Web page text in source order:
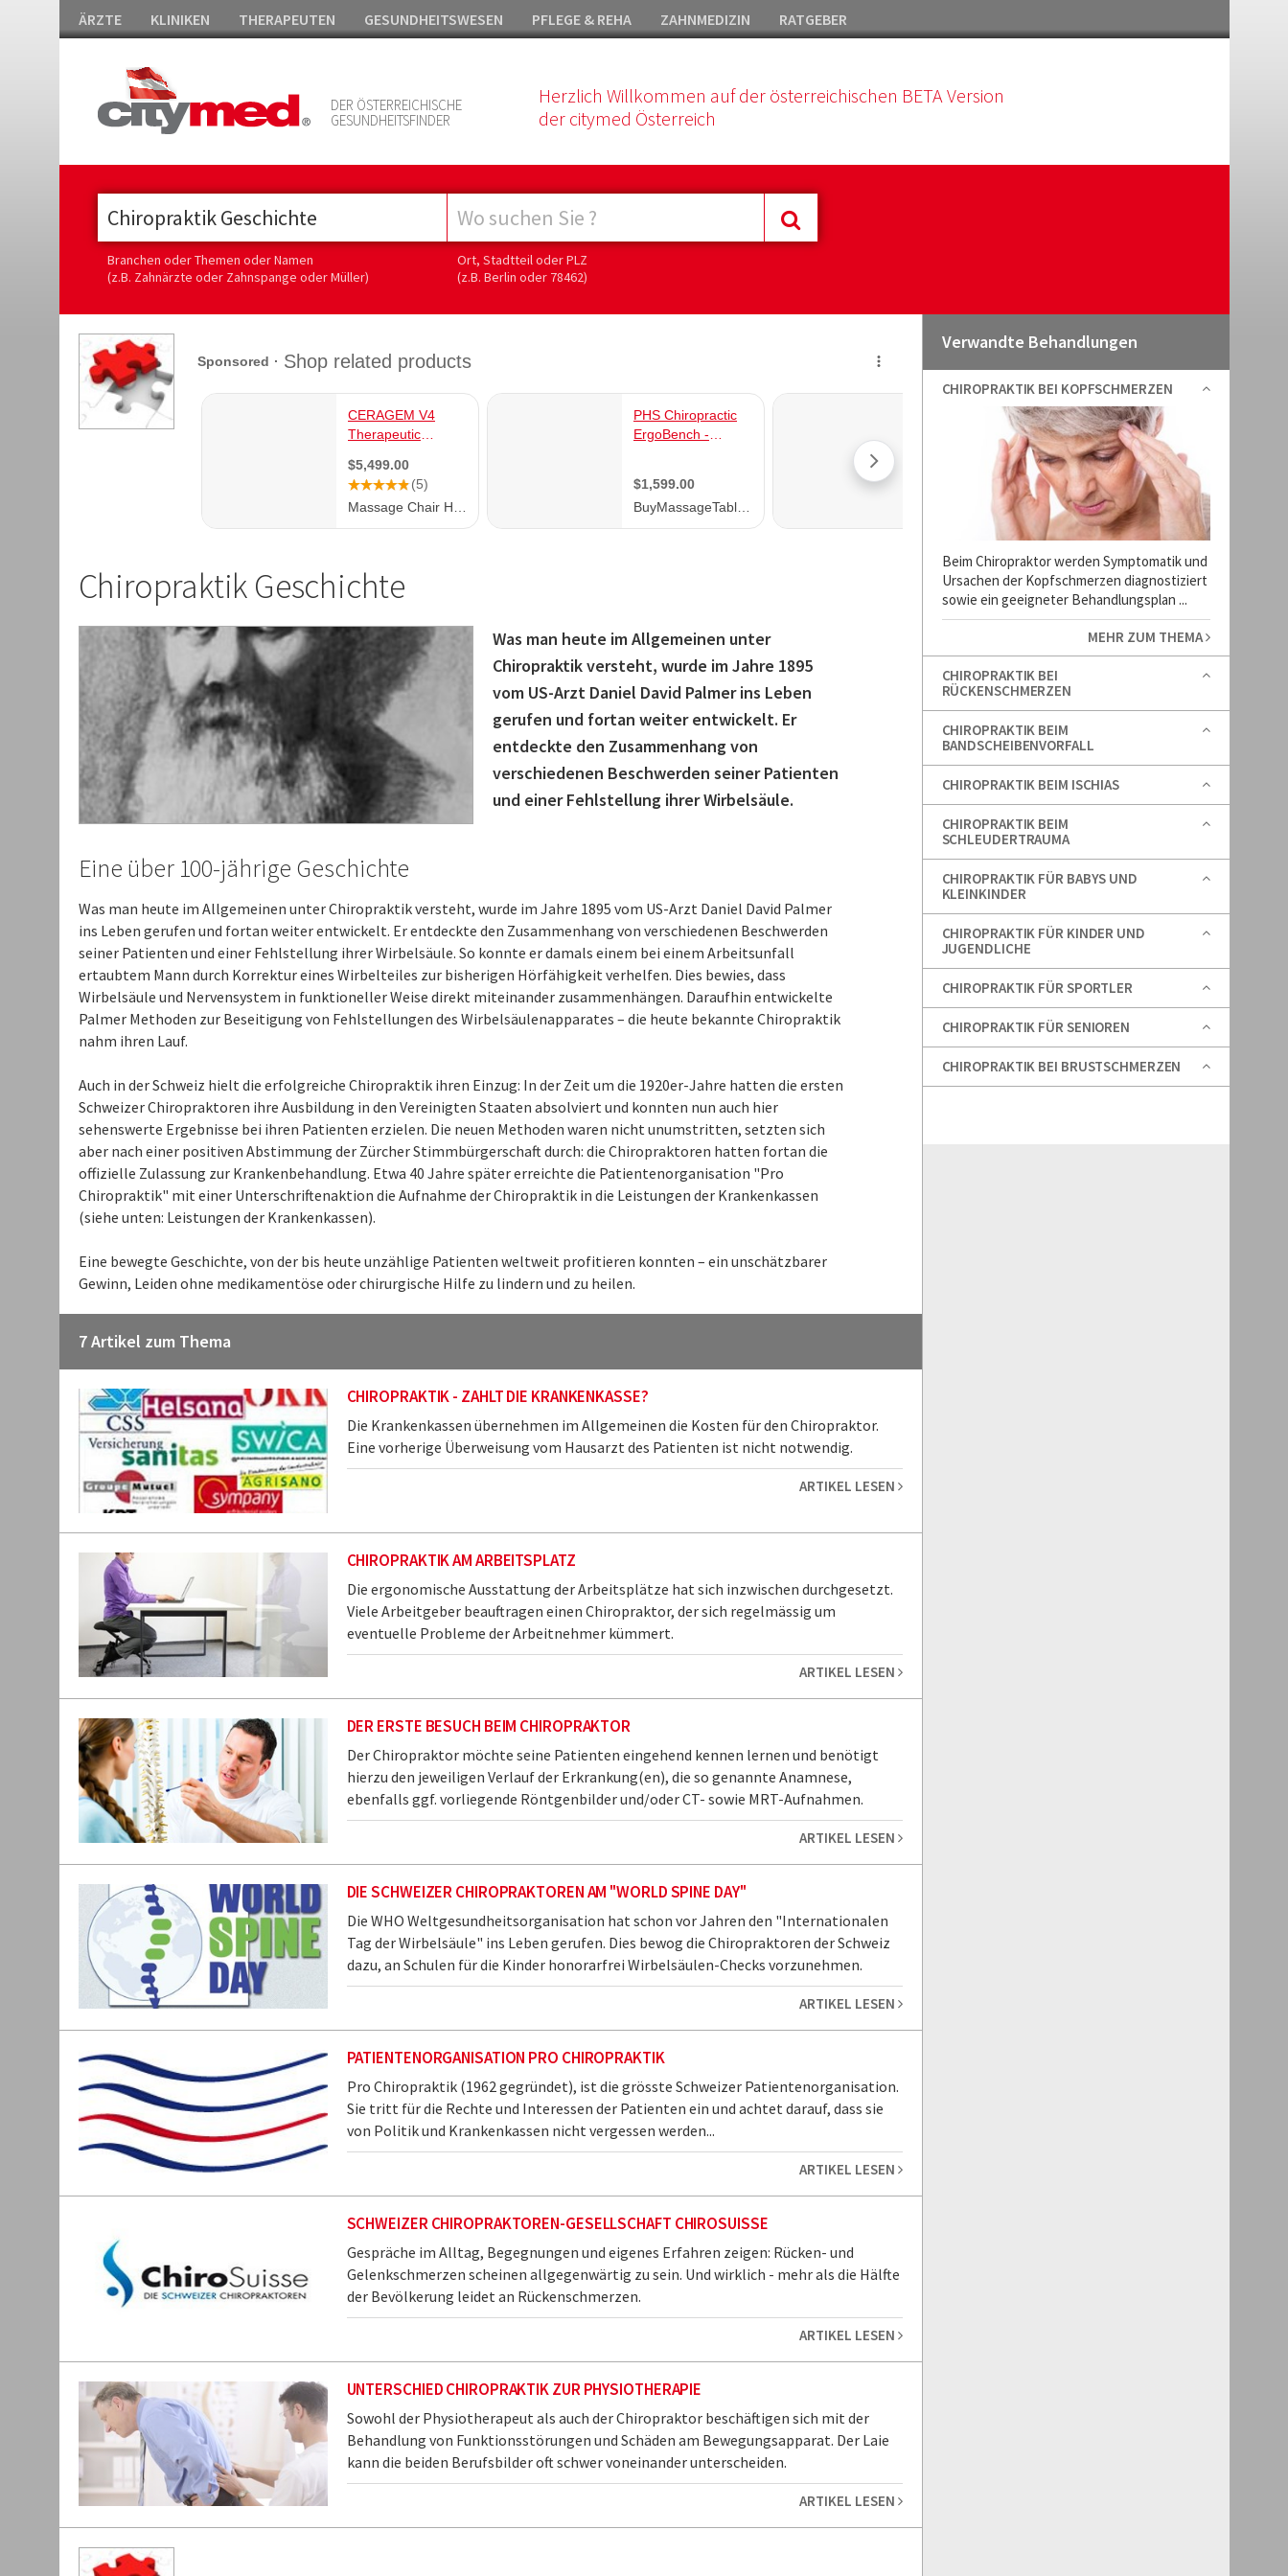
ÄRZTE KLINIKEN THERAPEUTEN GESUNDHEITSWESEN PFLEGE & REHA ZAHNMEDIZIN RATGEBER
DER ÖSTERREICHISCHE
GESUNDHEITSFINDER
Herzlich Willkommen auf der österreichischen BETA Version
der citymed Österreich
Branchen oder Themen oder Namen
(z.B. Zahnärzte oder Zahnspange oder Müller)
Ort, Stadtteil oder PLZ
(z.B. Berlin oder 78462)
Chiropraktik Geschichte
Was man heute im Allgemeinen unter
Chiropraktik versteht, wurde im Jahre 1895
vom US-Arzt Daniel David Palmer ins Leben
gerufen und fortan weiter entwickelt. Er
entdeckte den Zusammenhang von
verschiedenen Beschwerden seiner Patienten
und einer Fehlstellung ihrer Wirbelsäule.
Eine über 100-jährige Geschichte
Was man heute im Allgemeinen unter Chiropraktik versteht, wurde im Jahre 1895 vom US-Arzt Daniel David Palmer
ins Leben gerufen und fortan weiter entwickelt. Er entdeckte den Zusammenhang von verschiedenen Beschwerden
seiner Patienten und einer Fehlstellung ihrer Wirbelsäule. So konnte er damals einem bei einem Arbeitsunfall
ertaubtem Mann durch Korrektur eines Wirbelteiles zur bisherigen Hörfähigkeit verhelfen. Dies bewies, dass
Wirbelsäule und Nervensystem in funktioneller Weise direkt miteinander zusammenhängen. Daraufhin entwickelte
Palmer Methoden zur Beseitigung von Fehlstellungen des Wirbelsäulenapparates – die heute bekannte Chiropraktik
nahm ihren Lauf.
Auch in der Schweiz hielt die erfolgreiche Chiropraktik ihren Einzug: In der Zeit um die 1920er-Jahre hatten die ersten
Schweizer Chiropraktoren ihre Ausbildung in den Vereinigten Staaten absolviert und konnten nun auch hier
sehenswerte Ergebnisse bei ihren Patienten erzielen. Die neuen Methoden waren nicht unumstritten, setzten sich
aber nach einer positiven Abstimmung der Zürcher Stimmbürgerschaft durch: die Chiropraktoren hatten fortan die
offizielle Zulassung zur Krankenbehandlung. Etwa 40 Jahre später erreichte die Patientenorganisation "Pro
Chiropraktik" mit einer Unterschriftenaktion die Aufnahme der Chiropraktik in die Leistungen der Krankenkassen
(siehe unten: Leistungen der Krankenkassen).
Eine bewegte Geschichte, von der bis heute unzählige Patienten weltweit profitieren konnten – ein unschätzbarer
Gewinn, Leiden ohne medikamentöse oder chirurgische Hilfe zu lindern und zu heilen.
7 Artikel zum Thema
CHIROPRAKTIK - ZAHLT DIE KRANKENKASSE?
Die Krankenkassen übernehmen im Allgemeinen die Kosten für den Chiropraktor.
Eine vorherige Überweisung vom Hausarzt des Patienten ist nicht notwendig.
ARTIKEL LESEN
CHIROPRAKTIK AM ARBEITSPLATZ
Die ergonomische Ausstattung der Arbeitsplätze hat sich inzwischen durchgesetzt.
Viele Arbeitgeber beauftragen einen Chiropraktor, der sich regelmässig um
eventuelle Probleme der Arbeitnehmer kümmert.
ARTIKEL LESEN
DER ERSTE BESUCH BEIM CHIROPRAKTOR
Der Chiropraktor möchte seine Patienten eingehend kennen lernen und benötigt
hierzu den jeweiligen Verlauf der Erkrankung(en), die so genannte Anamnese,
ebenfalls ggf. vorliegende Röntgenbilder und/oder CT- sowie MRT-Aufnahmen.
ARTIKEL LESEN
DIE SCHWEIZER CHIROPRAKTOREN AM "WORLD SPINE DAY"
Die WHO Weltgesundheitsorganisation hat schon vor Jahren den "Internationalen
Tag der Wirbelsäule" ins Leben gerufen. Dies bewog die Chiropraktoren der Schweiz
dazu, an Schulen für die Kinder honorarfrei Wirbelsäulen-Checks vorzunehmen.
ARTIKEL LESEN
PATIENTENORGANISATION PRO CHIROPRAKTIK
Pro Chiropraktik (1962 gegründet), ist die grösste Schweizer Patientenorganisation.
Sie tritt für die Rechte und Interessen der Patienten ein und achtet darauf, dass sie
von Politik und Krankenkassen nicht vergessen werden...
ARTIKEL LESEN
SCHWEIZER CHIROPRAKTOREN-GESELLSCHAFT CHIROSUISSE
Gespräche im Alltag, Begegnungen und eigenes Erfahren zeigen: Rücken- und
Gelenkschmerzen scheinen allgegenwärtig zu sein. Und wirklich - mehr als die Hälfte
der Bevölkerung leidet an Rückenschmerzen.
ARTIKEL LESEN
UNTERSCHIED CHIROPRAKTIK ZUR PHYSIOTHERAPIE
Sowohl der Physiotherapeut als auch der Chiropraktor beschäftigen sich mit der
Behandlung von Funktionsstörungen und Schäden am Bewegungsapparat. Der Laie
kann die beiden Berufsbilder oft schwer voneinander unterscheiden.
ARTIKEL LESEN
Verwandte Behandlungen
CHIROPRAKTIK BEI KOPFSCHMERZEN
Beim Chiropraktor werden Symptomatik und
Ursachen der Kopfschmerzen diagnostiziert
sowie ein geeigneter Behandlungsplan ...
MEHR ZUM THEMA
CHIROPRAKTIK BEI
RÜCKENSCHMERZEN
CHIROPRAKTIK BEIM
BANDSCHEIBENVORFALL
CHIROPRAKTIK BEIM ISCHIAS
CHIROPRAKTIK BEIM
SCHLEUDERTRAUMA
CHIROPRAKTIK FÜR BABYS UND
KLEINKINDER
CHIROPRAKTIK FÜR KINDER UND
JUGENDLICHE
CHIROPRAKTIK FÜR SPORTLER
CHIROPRAKTIK FÜR SENIOREN
CHIROPRAKTIK BEI BRUSTSCHMERZEN